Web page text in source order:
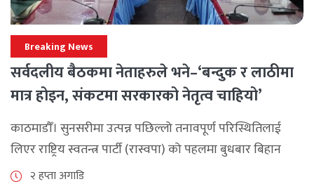
Breaking News
सर्वदलीय बैठकमा नेताहरुले भने–‘बन्दुक र लाठीमा
मात्र होइन, संकटमा सरकारको नेतृत्व चाहियो’
काठमाडौँ। सुनसरीमा उत्पन्न पछिल्लो तनावपूर्ण परिस्थितिलाई
लिएर राष्ट्रिय स्वतन्त्र पार्टी (रास्वपा) को पहलमा बुधबार बिहान
सिंहदरबारमा सर्वदलीय बैठक जारी छ। रास्वपाका सभापति रवि
२ हप्ता अगाडि